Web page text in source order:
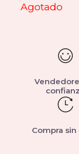
Agotado
Compra sin